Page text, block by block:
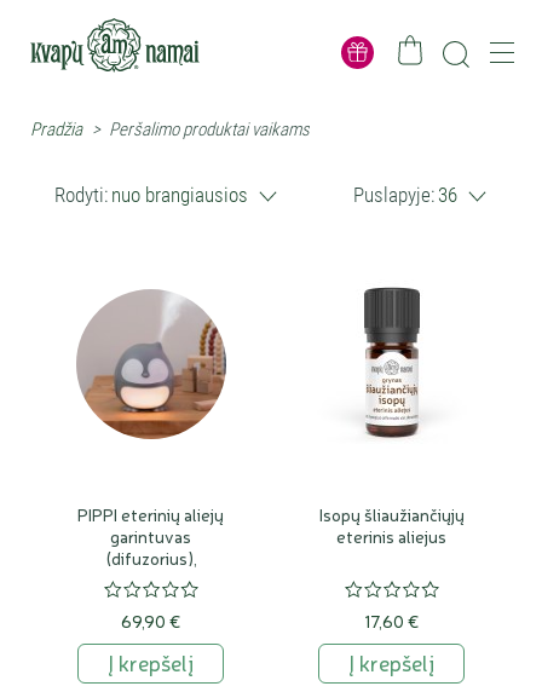
Pradžia > Peršalimo produktai vaikams
Rodyti: nuo brangiausios Puslapyje: 36
PIPPI eterinių aliejų
garintuvas
(difuzorius),
ultragarsinis
69,90 €
Į krepšelį
Isopų šliaužiančiųjų
eterinis aliejus
17,60 €
Į krepšelį